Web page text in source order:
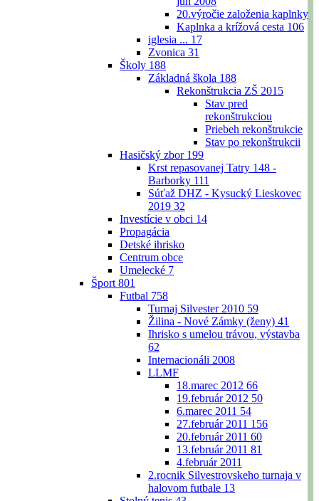
20.výročie založenia kaplnky
Kaplnka a krížová cesta 106
iglesia ... 17
Zvonica 31
Školy 188
Základná škola 188
Rekonštrukcia ZŠ 2015
Stav pred
rekonštrukciou
Priebeh rekonštrukcie
Stav po rekonštrukcii
Hasičský zbor 199
Krst repasovanej Tatry 148 -
Barborky 111
Súťaž DHZ - Kysucký Lieskovec
2019 32
Investície v obci 14
Propagácia
Detské ihrisko
Centrum obce
Umelecké 7
Šport 801
Futbal 758
Turnaj Silvester 2010 59
Žilina - Nové Zámky (ženy) 41
Ihrisko s umelou trávou, výstavba
62
Internacionáli 2008
LLMF
18.marec 2012 66
19.február 2012 50
6.marec 2011 54
27.február 2011 156
20.február 2011 60
13.február 2011 81
4.február 2011
2.rocnik Silvestrovskeho turnaja v
halovom futbale 13